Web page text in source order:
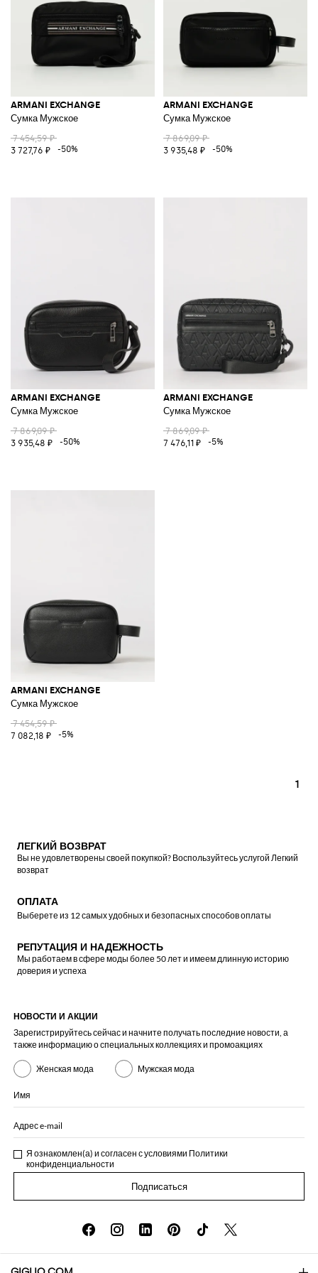
ARMANI EXCHANGE
Сумка Мужское
7 454,59 ₽
3 727,76 ₽
-50%
ARMANI EXCHANGE
Сумка Мужское
7 869,09 ₽
3 935,48 ₽
-50%
ARMANI EXCHANGE
Сумка Мужское
7 869,09 ₽
3 935,48 ₽
-50%
ARMANI EXCHANGE
Сумка Мужское
7 869,09 ₽
7 476,11 ₽
-5%
ARMANI EXCHANGE
Сумка Мужское
7 454,59 ₽
7 082,18 ₽
-5%
1
ЛЕГКИЙ ВОЗВРАТ
Вы не удовлетворены своей покупкой? Воспользуйтесь услугой Легкий
возврат
ОПЛАТА
Выберете из 12 самых удобных и безопасных способов оплаты
РЕПУТАЦИЯ И НАДЕЖНОСТЬ
Мы работаем в сфере моды более 50 лет и имеем длинную историю
доверия и успеха
НОВОСТИ И АКЦИИ
Зарегистрируйтесь сейчас и начните получать последние новости, а
также информацию о специальных коллекциях и промоакциях
Женская мода Мужская мода
Имя
Адрес e-mail
Я ознакомлен(а) и согласен с условиями Политики
конфиденциальности
Подписаться